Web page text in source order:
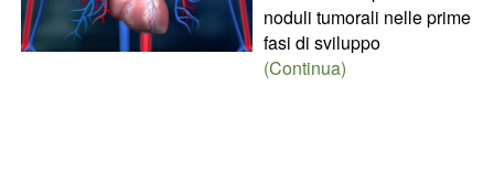
noduli tumorali nelle prime
fasi di sviluppo
(Continua)